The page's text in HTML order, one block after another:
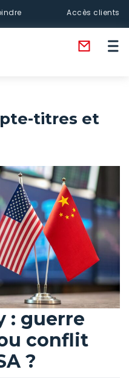
Accès clients
titres et
: guerre
conflit
?